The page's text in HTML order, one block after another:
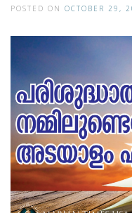
POSTED ON OCTOBER 29,